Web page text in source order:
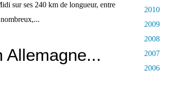
sur ses 240 km de longueur, entre
Allemagne...
2010
2009
2008
2007
2006